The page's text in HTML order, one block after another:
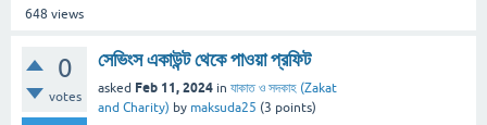
648 views
0
votes
সেভিংস একাউন্ট থেকে পাওয়া প্রফিট
asked Feb 11, 2024 in যাকাত ও সদকাহ (Zakat
and Charity) by maksuda25 (3 points)